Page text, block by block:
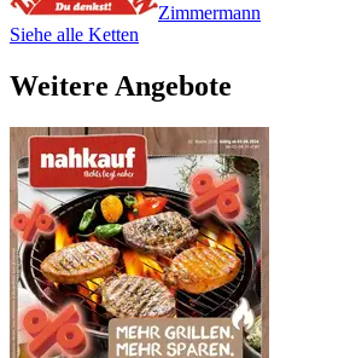
Zimmermann
Siehe alle Ketten
Weitere Angebote